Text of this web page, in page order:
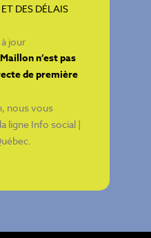
DES DÉLAIS
jour
n’est pas
de première
nous vous
ligne Info social |
.